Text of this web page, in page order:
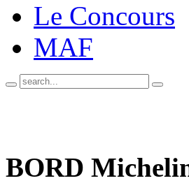
Le Concours
MAF
BORD